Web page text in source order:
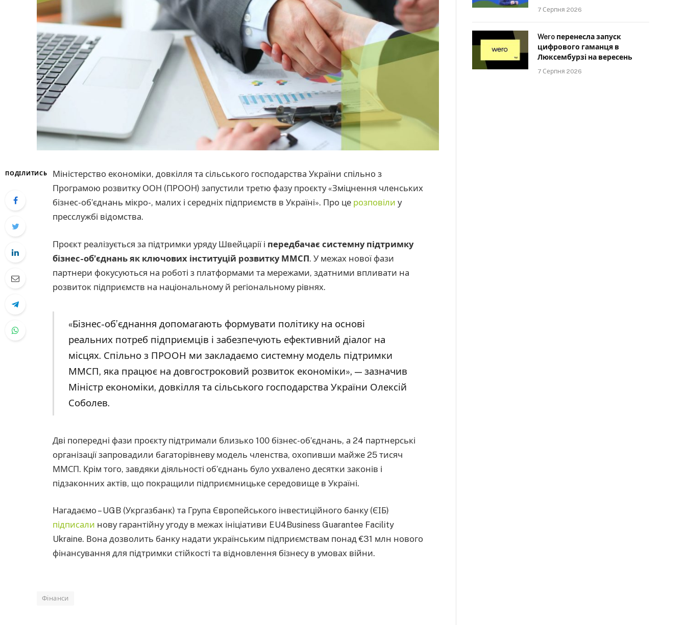
ПОДІЛИТИСЬ
Міністерство економіки, довкілля та сільського господарства України спільно з
Програмою розвитку ООН (ПРООН) запустили третю фазу проєкту «Зміцнення членських
бізнес-об’єднань мікро-, малих і середніх підприємств в Україні». Про це розповіли у
пресслужбі відомства.
Проєкт реалізується за підтримки уряду Швейцарії і передбачає системну підтримку
бізнес-об’єднань як ключових інституцій розвитку ММСП. У межах нової фази
партнери фокусуються на роботі з платформами та мережами, здатними впливати на
розвиток підприємств на національному й регіональному рівнях.
«Бізнес-об’єднання допомагають формувати політику на основі
реальних потреб підприємців і забезпечують ефективний діалог на
місцях. Спільно з ПРООН ми закладаємо системну модель підтримки
ММСП, яка працює на довгостроковий розвиток економіки», — зазначив
Міністр економіки, довкілля та сільського господарства України Олексій
Соболев.
Дві попередні фази проєкту підтримали близько 100 бізнес-об’єднань, а 24 партнерські
організації запровадили багаторівневу модель членства, охопивши майже 25 тисяч
ММСП. Крім того, завдяки діяльності об’єднань було ухвалено десятки законів і
підзаконних актів, що покращили підприємницьке середовище в Україні.
Нагадаємо – UGB (Укргазбанк) та Група Європейського інвестиційного банку (ЄІБ)
підписали нову гарантійну угоду в межах ініціативи EU4Business Guarantee Facility
Ukraine. Вона дозволить банку надати українським підприємствам понад €31 млн нового
фінансування для підтримки стійкості та відновлення бізнесу в умовах війни.
Фінанси
7 Серпня 2026
Wero перенесла запуск
цифрового гаманця в
Люксембурзі на вересень
7 Серпня 2026